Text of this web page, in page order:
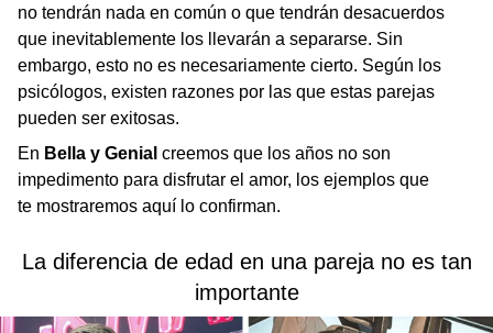
no tendrán nada en común o que tendrán desacuerdos
que inevitablemente los llevarán a separarse. Sin
embargo, esto no es necesariamente cierto. Según los
psicólogos, existen razones por las que estas parejas
pueden ser exitosas.
En Bella y Genial creemos que los años no son
impedimento para disfrutar el amor, los ejemplos que
te mostraremos aquí lo confirman.
La diferencia de edad en una pareja no es tan
importante